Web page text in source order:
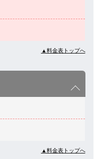
▲料金表トップへ
▲料金表トップへ